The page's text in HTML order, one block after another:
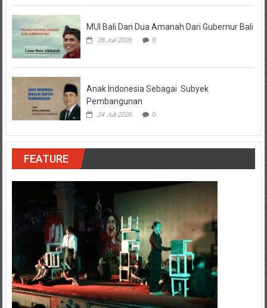
MUI Bali Dan Dua Amanah Dari Gubernur Bali
28 Juli 2026 0
Anak Indonesia Sebagai Subyek
Pembangunan
24 Juli 2026 0
FEATURE